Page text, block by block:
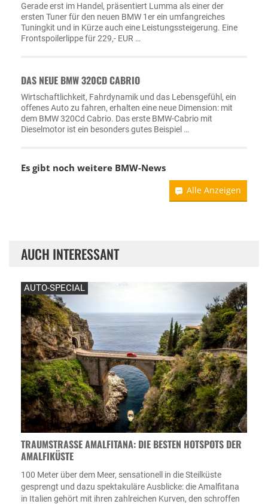
Gerade erst im Handel, präsentiert Lumma als einer der
ersten Tuner für den neuen BMW 1er ein umfangreiches
Tuningkit und in Kürze auch eine Leistungssteigerung. Eine
Frontspoilerlippe für 229,- EUR …
DAS NEUE BMW 320CD CABRIO
Wirtschaftlichkeit, Fahrdynamik und das Lebensgefühl, ein
offenes Auto zu fahren, erhalten eine neue Dimension: mit
dem BMW 320Cd Cabrio. Das erste BMW-Cabrio mit
Dieselmotor ist ein besonders gutes Beispiel …
Es gibt noch weitere BMW-News
Alle Anzeigen
AUCH INTERESSANT
AUTO-SPECIAL
TRAUMSTRASSE AMALFITANA: DIE BESTEN HOTSPOTS DER A
MALFIKÜSTE
100 Meter über dem Meer, sensationell in die Steilküste
gesprengt und dazu spektakuläre Ausblicke: die Amalfitana
in Italien gehört mit ihren zahlreichen Kurven, den schroffen